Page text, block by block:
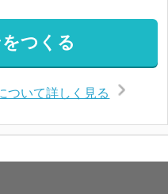
つくる
ついて詳しく見る